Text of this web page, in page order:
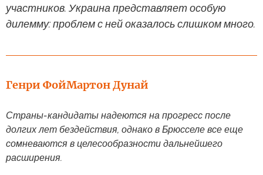
участников. Украина представляет особую
дилемму: проблем с ней оказалось слишком много.
Генри ФойМартон Дунай
Страны-кандидаты надеются на прогресс после
долгих лет бездействия, однако в Брюсселе все еще
сомневаются в целесообразности дальнейшего
расширения.